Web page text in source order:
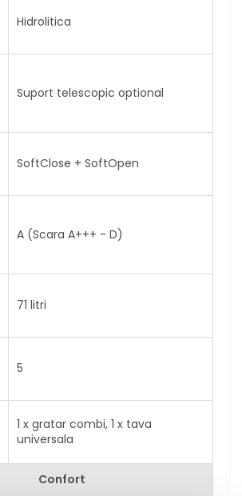
Hidrolitica
Suport telescopic optional
SoftClose + SoftOpen
A (Scara A+++ - D)
71 litri
5
1 x gratar combi, 1 x tava
universala
Confort